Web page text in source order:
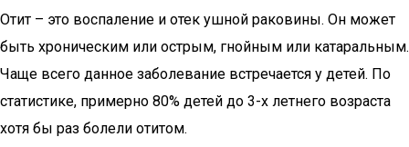
Отит – это воспаление и отек ушной раковины. Он может
быть хроническим или острым, гнойным или катаральным.
Чаще всего данное заболевание встречается у детей. По
статистике, примерно 80% детей до 3-х летнего возраста
хотя бы раз болели отитом.